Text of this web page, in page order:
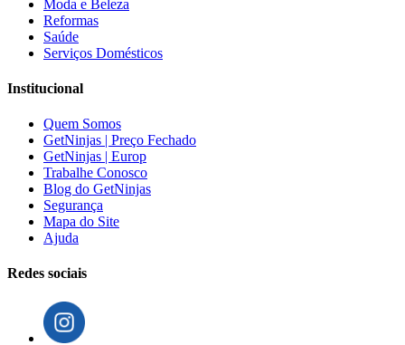
Moda e Beleza
Reformas
Saúde
Serviços Domésticos
Institucional
Quem Somos
GetNinjas | Preço Fechado
GetNinjas | Europ
Trabalhe Conosco
Blog do GetNinjas
Segurança
Mapa do Site
Ajuda
Redes sociais